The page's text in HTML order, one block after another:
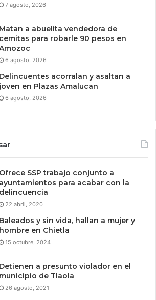
7 agosto, 2026
Matan a abuelita vendedora de
cemitas para robarle 90 pesos en
6 agosto, 2026
Delincuentes acorralan y asaltan a
joven en Plazas Amalucan
6 agosto, 2026
Ofrece SSP trabajo conjunto a
ayuntamientos para acabar con la
delincuencia
22 abril, 2020
Baleados y sin vida, hallan a mujer y
hombre en Chietla
15 octubre, 2024
Detienen a presunto violador en el
municipio de Tlaola
26 agosto, 2021